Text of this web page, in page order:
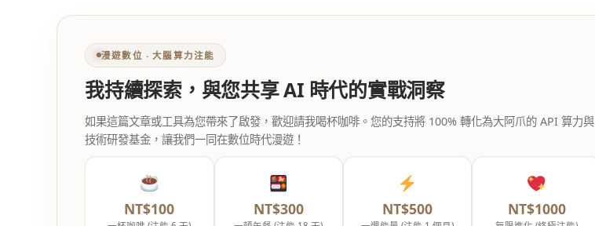
漫遊數位 ‧ 大腦算力注能
我持續探索，與您共享 AI 時代的實戰洞察
如果這篇文章或工具為您帶來了啟發，歡迎請我喝杯咖啡。您的支持將 100% 轉化為大阿爪的 API 算力與
技術研發基金，讓我們一同在數位時代漫遊！
NT$100 NT$300 NT$500 NT$1000